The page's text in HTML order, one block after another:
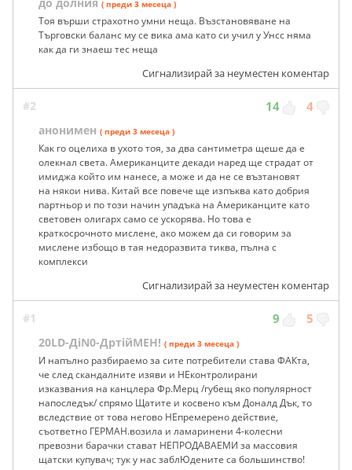
до долния ( преди 3 месеца )
Тоя върши страхотно умни неща. Възстановяване на
Търговски баланс му се вика ама като си учил у Унсс няма
как да ги знаеш тес неща
Сигнализирай за неуместен коментар
#2 14 4
анонимен ( преди 3 месеца )
Как го оцелиха в ухото тоя, за два сантиметра щеше да е
олекнал света. Американците декади наред ще страдат от
имиджа който им нанесе, а може и да не се възтановят
на някои нива. Китай все повече ще изпъква като добрия
партньор и по този начин упадъка на Американците като
световен олигарх само се ускорява. Но това е
краткосрочното мислене, ако можем да си говорим за
мислене избощо в тая недоразвита тиква, пълна с
комплекси
Сигнализирай за неуместен коментар
#1 9 5
20LD-ДiN0-ДртiйМЕН! ( преди 3 месеца )
И напълно разбираемо за сите потребители става ФАКта,
че след скандалните изяви и НЕконтролирани
изказвания на канцлера Фр.Мерц /губещ яко популярност
напоследък/ спрямо Щатите и косвено към Доналд Дък, то
вследствие от това негово НЕпремерено действие,
съответно ГЕРМАН.возила и ламаринени 4-колесни
превозни барачки стават НЕПРОДАВАЕМИ за массовия
щатски купувач; тук у нас заблЮдените са большинство!